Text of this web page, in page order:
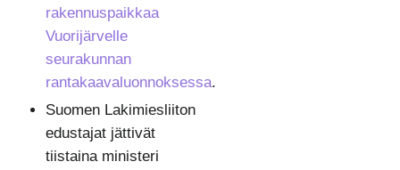
rakennuspaikkaa
Vuorijärvelle
seurakunnan
rantakaavaluonnoksessa.
Suomen Lakimiesliiton
edustajat jättivät
tiistaina ministeri